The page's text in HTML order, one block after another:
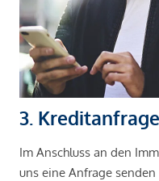
3.
Im Anschluss an den
uns eine Anfrage